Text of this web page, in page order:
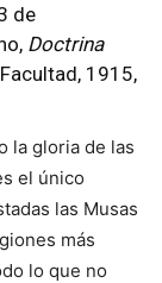
de
Doctrina
1915,
la gloria de las
el único
las Musas
más
lo que no